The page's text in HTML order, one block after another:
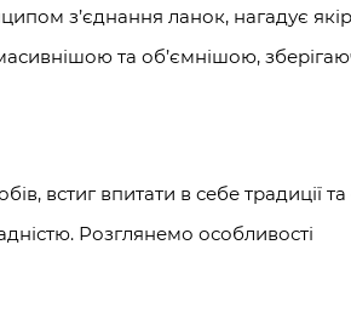
з’єднання ланок, нагадує
та об’ємнішою,
встиг впитати в себе традиції та
Розглянемо особливості